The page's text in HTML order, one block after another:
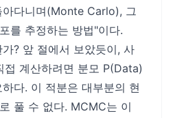
다니며(Monte Carlo), 그
를 추정하는 방법"이다.
? 앞 절에서 보았듯이, 사
계산하려면 분모 P(Data)
다. 이 적분은 대부분의 현
풀 수 없다. MCMC는 이